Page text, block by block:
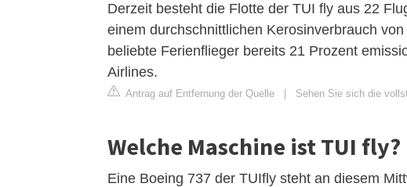
Derzeit besteht die Flotte der TUI fly aus 22
einem durchschnittlichen Kerosinverbrauch
beliebte Ferienflieger bereits 21 Prozent
Airlines.
Antrag auf Entfernung der Quelle Sehen Sie sich die
Welche Maschine ist TUI fly?
Eine Boeing 737 der TUIfly steht an diesem